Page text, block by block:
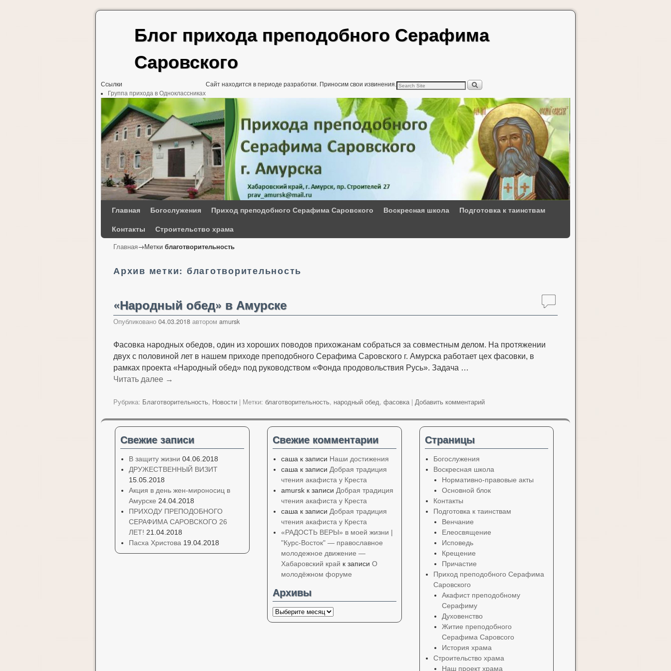
Блог прихода преподобного Серафима
Саровского
Ссылки
Группа прихода в Одноклассниках
Сайт находится в периоде разработки. Приносим свои извинения.
Главная Богослужения Приход преподобного Серафима Саровского Воскресная школа
Подготовка к таинствам
Контакты
Строительство храма
Главная→Метки благотворительность
Архив метки: благотворительность
«Народный обед» в Амурске
Опубликовано 04.03.2018 автором amursk
Фасовка народных обедов, один из хороших поводов прихожанам собраться за совместным делом. На протяжении
двух с половиной лет в нашем приходе преподобного Серафима Саровского г. Амурска работает цех фасовки, в
рамках проекта «Народный обед» под руководством «Фонда продовольствия Русь». Задача …
Читать далее →
Рубрика: Благотворительность, Новости | Метки: благотворительность, народный обед, фасовка | Добавить комментарий
Свежие записи
В защиту жизни 04.06.2018
ДРУЖЕСТВЕННЫЙ ВИЗИТ
15.05.2018
Акция в день жен-мироносиц в
Амурске 24.04.2018
ПРИХОДУ ПРЕПОДОБНОГО
СЕРАФИМА САРОВСКОГО 26
ЛЕТ! 21.04.2018
Пасха Христова 19.04.2018
Свежие комментарии
саша к записи Наши достижения
саша к записи Добрая традиция
чтения акафиста у Креста
amursk к записи Добрая традиция
чтения акафиста у Креста
саша к записи Добрая традиция
чтения акафиста у Креста
«РАДОСТЬ ВЕРЫ» в моей жизни |
"Курс-Восток" — православное
молодежное движение —
Хабаровский край к записиО
молодёжном форуме
Архивы
Страницы
Богослужения
Воскресная школа
Нормативно-правовые акты
Основной блок
Контакты
Подготовка к таинствам
Венчание
Елеосвящение
Исповедь
Крещение
Причастие
Приход преподобного Серафима
Саровского
Акафист преподобному
Серафиму
Духовенство
Житие преподобного
Серафима Саровсого
История храма
Строительство храма
Наш проект храма